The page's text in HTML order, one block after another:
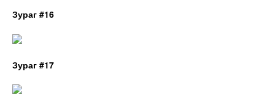
Зураг #16
Зураг #17